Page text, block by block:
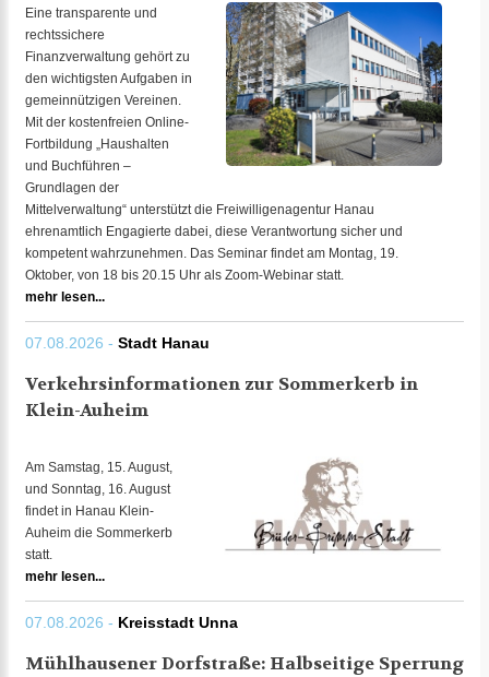
Eine transparente und
rechtssichere
Finanzverwaltung gehört zu
den wichtigsten Aufgaben in
gemeinnützigen Vereinen.
Mit der kostenfreien Online-
Fortbildung „Haushalten
und Buchführen –
Grundlagen der
Mittelverwaltung“ unterstützt die Freiwilligenagentur Hanau
ehrenamtlich Engagierte dabei, diese Verantwortung sicher und
kompetent wahrzunehmen. Das Seminar findet am Montag, 19.
Oktober, von 18 bis 20.15 Uhr als Zoom-Webinar statt.
mehr lesen...
07.08.2026 - Stadt Hanau
Verkehrsinformationen zur Sommerkerb in
Klein-Auheim
Am Samstag, 15. August,
und Sonntag, 16. August
findet in Hanau Klein-
Auheim die Sommerkerb
statt.
mehr lesen...
07.08.2026 - Kreisstadt Unna
Mühlhausener Dorfstraße: Halbseitige Sperrung